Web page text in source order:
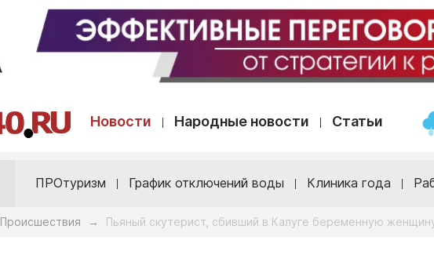
Новости Народные новости Статьи
ПРОтуризм График отключений воды Клиника года
Происшествия → Пьяный скутерист, сбивший в Калуге беременную